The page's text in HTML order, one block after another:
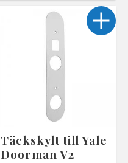
Täckskylt till Yale
Doorman V2